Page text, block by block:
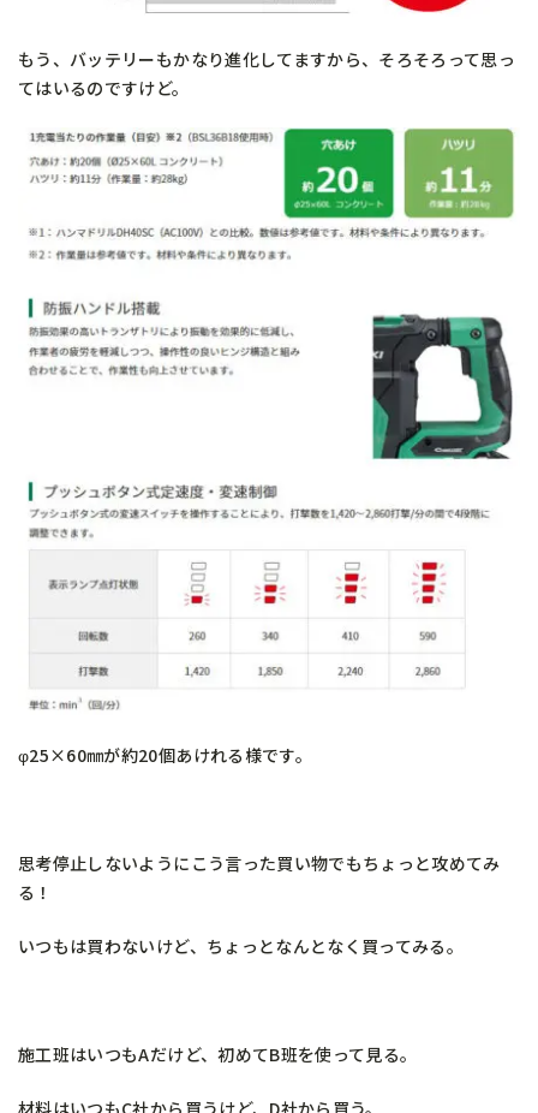
もう、バッテリーもかなり進化してますから、そろそろって思っ
てはいるのですけど。
φ25×60㎜が約20個あけれる様です。
思考停止しないようにこう言った買い物でもちょっと攻めてみ
る！
いつもは買わないけど、ちょっとなんとなく買ってみる。
施工班はいつもAだけど、初めてB班を使って見る。